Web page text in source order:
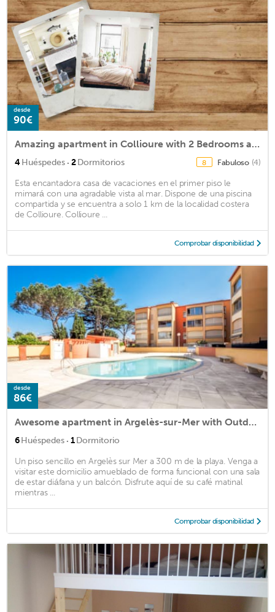
desde
90€
Amazing apartment in Collioure with 2 Bedrooms and Internet
4Huéspedes · 2Dormitorios 8 Fabuloso (4)
Esta encantadora casa de vacaciones en el primer piso le
mimará con una agradable vista al mar. Dispone de una piscina
compartida y se encuentra a solo 1 km de la localidad costera
de Collioure. Collioure ...
Comprobar disponibilidad
desde
86€
Awesome apartment in Argelès-sur-Mer with Outdoor swimming pool and 1 Bedrooms
6Huéspedes · 1Dormitorio
Un piso sencillo en Argelès sur Mer a 300 m de la playa. Venga a
visitar este domicilio amueblado de forma funcional con una sala
de estar diáfana y un balcón. Disfrute aquí de su café matinal
mientras ...
Comprobar disponibilidad